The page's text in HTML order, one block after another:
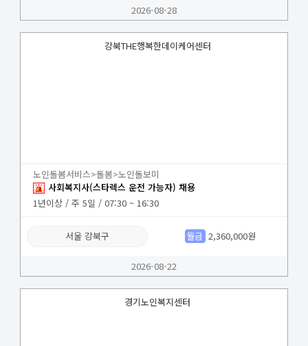
2026-08-28
강북THE행복한데이케어센터
노인돌봄서비스>돌봄>노인돌보미
사회복지사(스타렉스 운전 가능자) 채용
1년이상 / 주 5일 / 07:30 ~ 16:30
서울 강북구 월급 2,360,000원
2026-08-22
경기노인복지센터